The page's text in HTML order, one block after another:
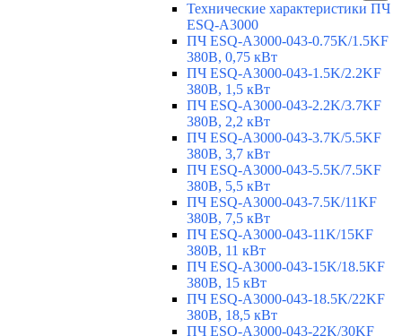
Технические характеристики ПЧ
ESQ-A3000
ПЧ ESQ-A3000-043-0.75K/1.5KF
380В, 0,75 кВт
ПЧ ESQ-A3000-043-1.5K/2.2KF
380В, 1,5 кВт
ПЧ ESQ-A3000-043-2.2K/3.7KF
380В, 2,2 кВт
ПЧ ESQ-A3000-043-3.7K/5.5KF
380В, 3,7 кВт
ПЧ ESQ-A3000-043-5.5K/7.5KF
380В, 5,5 кВт
ПЧ ESQ-A3000-043-7.5K/11KF
380В, 7,5 кВт
ПЧ ESQ-A3000-043-11K/15KF
380В, 11 кВт
ПЧ ESQ-A3000-043-15K/18.5KF
380В, 15 кВт
ПЧ ESQ-A3000-043-18.5K/22KF
380В, 18,5 кВт
ПЧ ESQ-A3000-043-22K/30KF